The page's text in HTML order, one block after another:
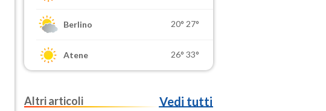
Berlino 20° 27°
Atene 26° 33°
Altri articoli Vedi tutti